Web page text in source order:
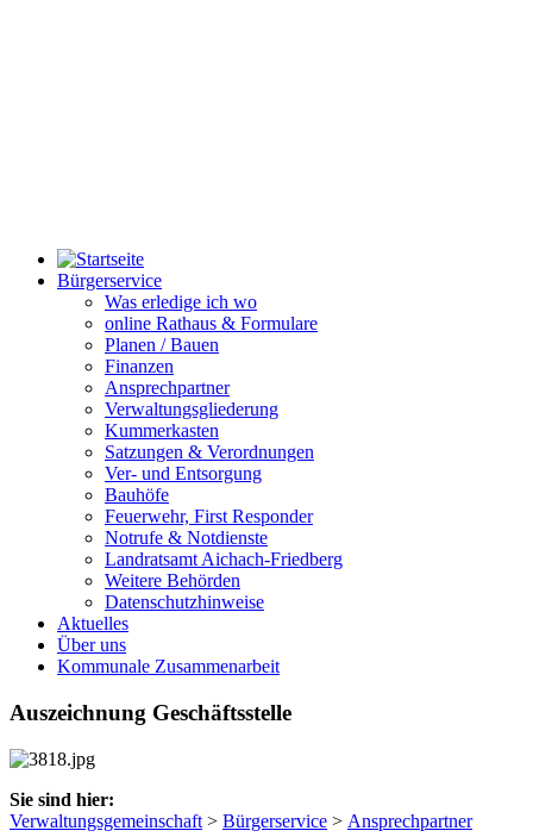
Bürgerservice
Was erledige ich wo
online Rathaus & Formulare
Planen / Bauen
Finanzen
Ansprechpartner
Verwaltungsgliederung
Kummerkasten
Satzungen & Verordnungen
Ver- und Entsorgung
Bauhöfe
Feuerwehr, First Responder
Notrufe & Notdienste
Landratsamt Aichach-Friedberg
Weitere Behörden
Datenschutzhinweise
Aktuelles
Über uns
Kommunale Zusammenarbeit
Auszeichnung Geschäftsstelle
Sie sind hier:
Verwaltungsgemeinschaft > Bürgerservice > Ansprechpartner